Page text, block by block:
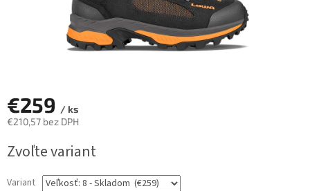
€259 / ks
€210,57 bez DPH
cena:
Zvoľte variant
Variant